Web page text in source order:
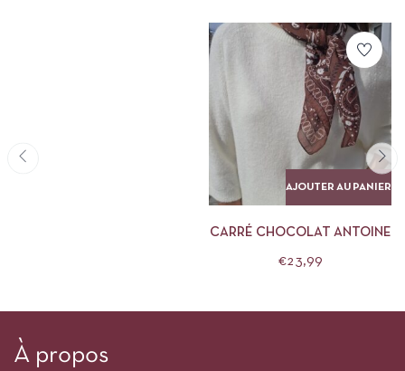
AJOUTER AU PANIER
CARRÉ CHOCOLAT ANTOINE
€23,99
À propos